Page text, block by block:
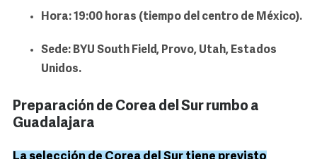
Hora: 19:00 horas (tiempo del centro de México).
Sede: BYU South Field, Provo, Utah, Estados
Unidos.
Preparación de Corea del Sur rumbo a
Guadalajara